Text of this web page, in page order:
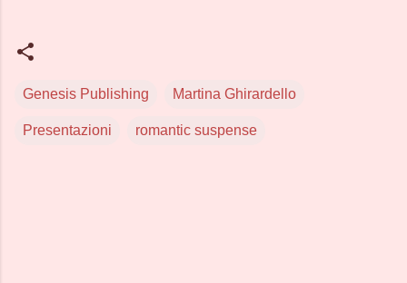
Genesis Publishing Martina Ghirardello
Presentazioni romantic suspense